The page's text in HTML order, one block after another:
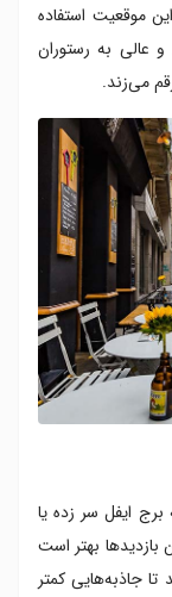
موقعیت استفاده
عالی به رستوران
می‌زند.
ایفل سر زده یا
بازدیدها بهتر است
جاذبه‌هایی کمتر